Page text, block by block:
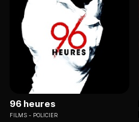
96 heures
FILMS POLICIER